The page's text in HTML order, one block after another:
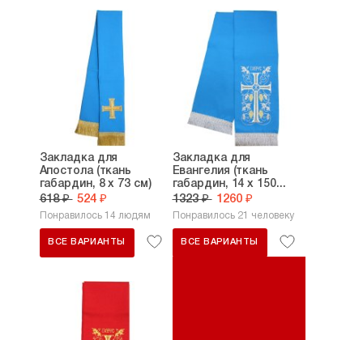
Закладка для
Апостола (ткань
габардин, 8 х 73 см)
618 ₽ 524 ₽
Понравилось 14 людям
ВСЕ ВАРИАНТЫ
Закладка для
Евангелия (ткань
габардин, 14 х 150...
1323 ₽ 1260 ₽
Понравилось 21 человеку
ВСЕ ВАРИАНТЫ